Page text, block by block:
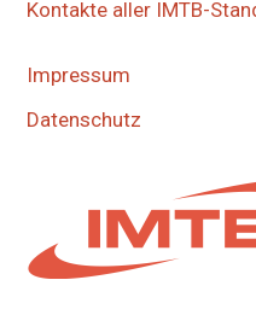
Kontakte aller IMTB-
Impressum
Datenschutz